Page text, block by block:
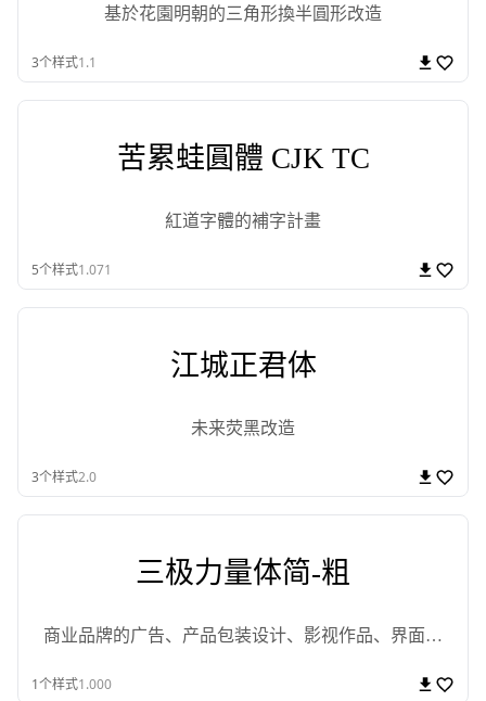
基於花園明朝的三角形換半圓形改造
3个样式1.1
苦累蛙圓體 CJK TC
紅道字體的補字計畫
5个样式1.071
江城正君体
未来荧黑改造
3个样式2.0
三极力量体简-粗
商业品牌的广告、产品包装设计、影视作品、界面设
1个样式1.000